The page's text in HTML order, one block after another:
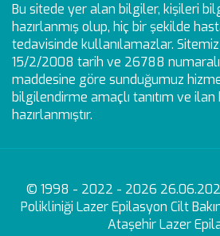
Bu sitede yer alan bilgiler, kişileri
hazırlanmış olup, hiç bir şekilde
tedavisinde kullanılamazlar. Sitemiz
15/2/2008 tarih ve 26788
maddesine göre sunduğumuz
bilgilendirme amaçlı tanıtım ve ilan
hazırlanmıştır.
© 1998 - 2022 - 2026
Polikliniği Lazer Epilasyon Cilt
Ataşehir Lazer